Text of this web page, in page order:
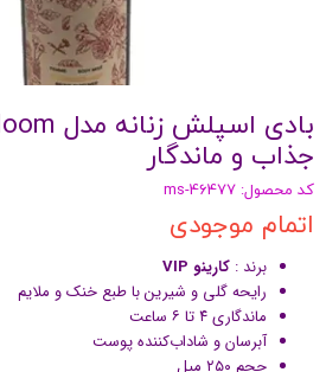
جذاب و ماندگار
کد محصول: ms-46477
اتمام موجودی
برند : کارینو VIP
رایحه گلی و شیرین با طبع خنک و ملایم
ماندگاری ۴ تا ۶ ساعت
آبرسان و شاداب‌کننده پوست
حجم ۲۵۰ میل